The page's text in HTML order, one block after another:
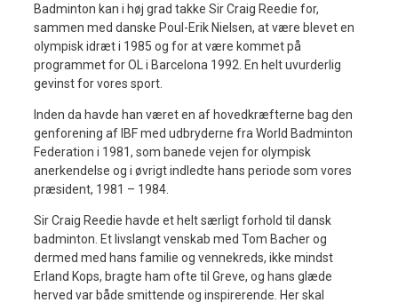
Badminton kan i høj grad takke Sir Craig Reedie for,
sammen med danske Poul-Erik Nielsen, at være blevet en
olympisk idræt i 1985 og for at være kommet på
programmet for OL i Barcelona 1992. En helt uvurderlig
gevinst for vores sport.
Inden da havde han været en af hovedkræfterne bag den
genforening af IBF med udbryderne fra World Badminton
Federation i 1981, som banede vejen for olympisk
anerkendelse og i øvrigt indledte hans periode som vores
præsident, 1981 – 1984.
Sir Craig Reedie havde et helt særligt forhold til dansk
badminton. Et livslangt venskab med Tom Bacher og
dermed med hans familie og vennekreds, ikke mindst
Erland Kops, bragte ham ofte til Greve, og hans glæde
herved var både smittende og inspirerende. Her skal